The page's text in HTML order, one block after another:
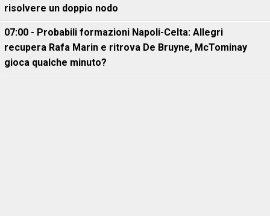
risolvere un doppio nodo
07:00 - Probabili formazioni Napoli-Celta: Allegri
recupera Rafa Marin e ritrova De Bruyne, McTominay
gioca qualche minuto?